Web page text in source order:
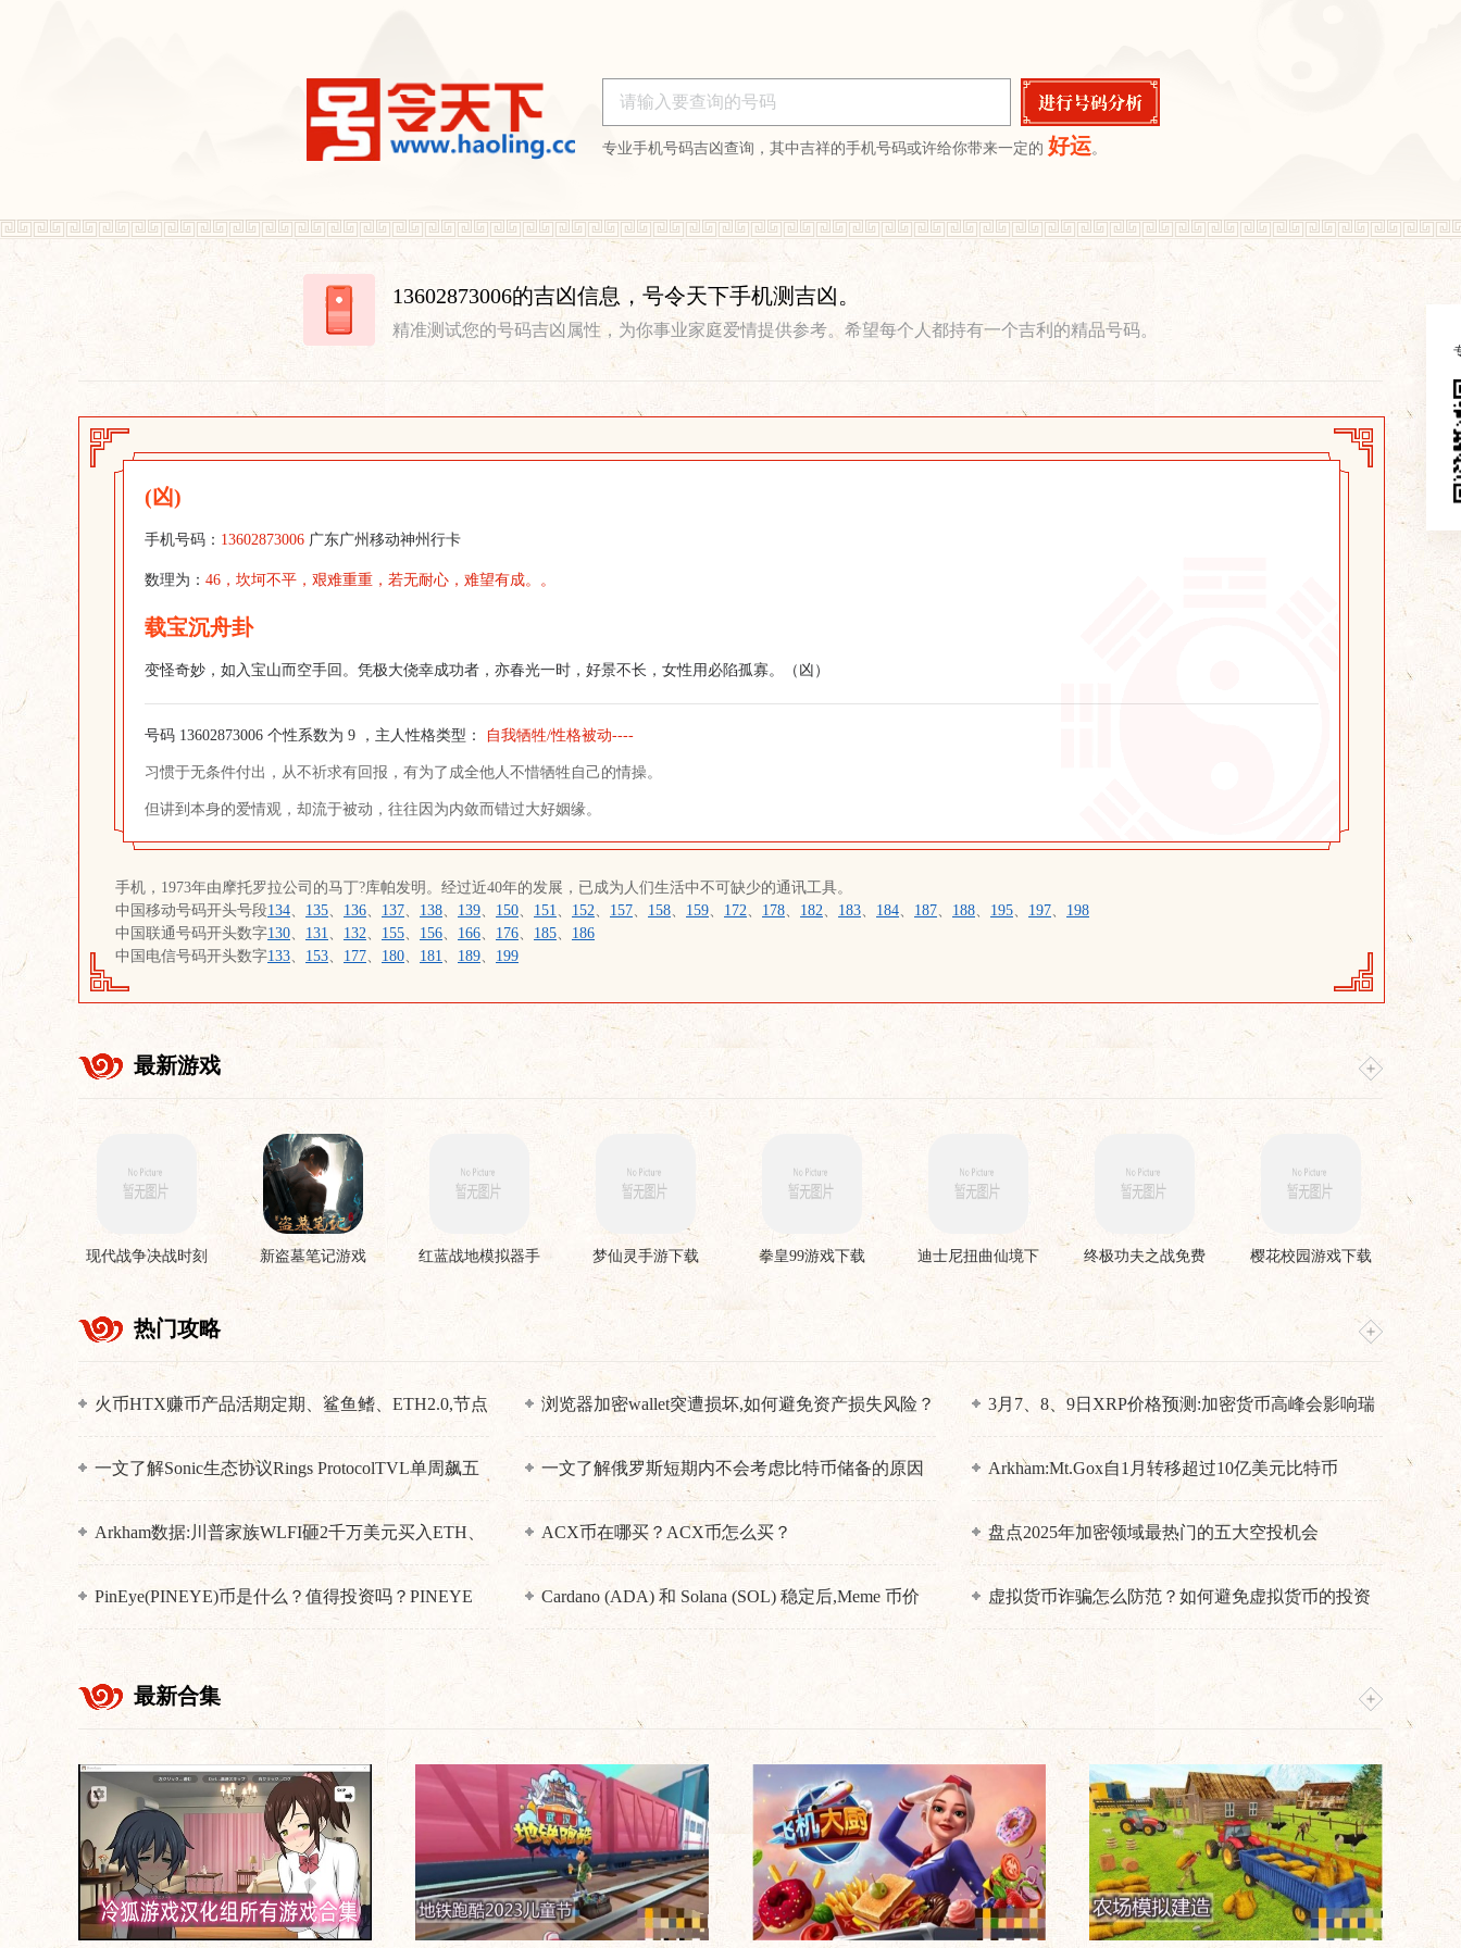
专业手机号码吉凶查询，其中吉祥的手机号码或许给你带来一定的 好运。
13602873006的吉凶信息，号令天下手机测吉凶。
精准测试您的号码吉凶属性，为你事业家庭爱情提供参考。希望每个人都持有一个吉利的精品号码。
(凶)
手机号码： 13602873006 广东广州移动神州行卡
数理为： 46，坎坷不平，艰难重重，若无耐心，难望有成。。
载宝沉舟卦
变怪奇妙，如入宝山而空手回。凭极大侥幸成功者，亦春光一时，好景不长，女性用必陷孤寡。（凶）
号码 13602873006 个性系数为 9 ，主人性格类型： 自我牺牲/性格被动----
习惯于无条件付出，从不祈求有回报，有为了成全他人不惜牺牲自己的情操。
但讲到本身的爱情观，却流于被动，往往因为内敛而错过大好姻缘。
手机，1973年由摩托罗拉公司的马丁?库帕发明。经过近40年的发展，已成为人们生活中不可缺少的通讯工具。
中国移动号码开头号段134、 135、 136、 137、 138、 139、 150、 151、 152、 157、 158、 159、 172、 178、 182、 183、 184、 187、 188、 195、 197、 198
中国联通号码开头数字130、 131、 132、 155、 156、 166、 176、 185、 186
中国电信号码开头数字133、 153、 177、 180、 181、 189、 199
最新游戏
现代战争决战时刻
新盗墓笔记游戏
红蓝战地模拟器手
梦仙灵手游下载 拳皇99游戏下载
迪士尼扭曲仙境下
载安装
终极功夫之战免费
樱花校园游戏下载
热门攻略
火币HTX赚币产品活期定期、鲨鱼鳍、ETH2.0,节点
浏览器加密wallet突遭损坏,如何避免资产损失风险？
3月7、8、9日XRP价格预测:加密货币高峰会影响瑞
波币吗？
一文了解Sonic生态协议Rings ProtocolTVL单周飙五
倍!BTC、ETH、USDT流动性挖矿攻略
一文了解俄罗斯短期内不会考虑比特币储备的原因 Arkham:Mt.Gox自1月转移超过10亿美元比特币
Arkham数据:川普家族WLFI砸2千万美元买入ETH、
WBTC、MOVE解读
ACX币在哪买？ACX币怎么买？ 盘点2025年加密领域最热门的五大空投机会
PinEye(PINEYE)币是什么？值得投资吗？PINEYE
币价格预测
Cardano (ADA) 和 Solana (SOL) 稳定后,Meme 币价
格飙升!
虚拟货币诈骗怎么防范？如何避免虚拟货币的投资
最新合集